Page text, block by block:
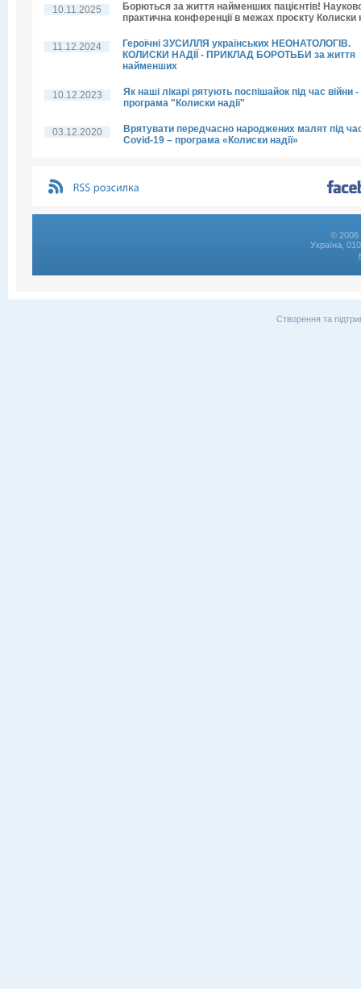
10.11.2025
Борються за життя найменших пацієнтів!
практична конференції в межах проєкту Колиски
11.12.2024
Героїчні ЗУСИЛЛЯ українських НЕОНАТОЛОГІВ.
КОЛИСКИ НАДІЇ - ПРИКЛАД БОРОТЬБИ за життя
найменших
10.12.2023
Як наші лікарі рятують поспішайок під час війни -
програма "Колиски надії"
03.12.2020
Врятувати передчасно народжених малят під
Covid-19 – програма «Колиски надії»
© 2006
Україна,
Створення та